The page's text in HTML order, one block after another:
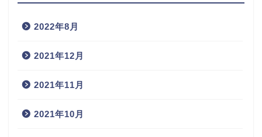
2022年8月
2021年12月
2021年11月
2021年10月